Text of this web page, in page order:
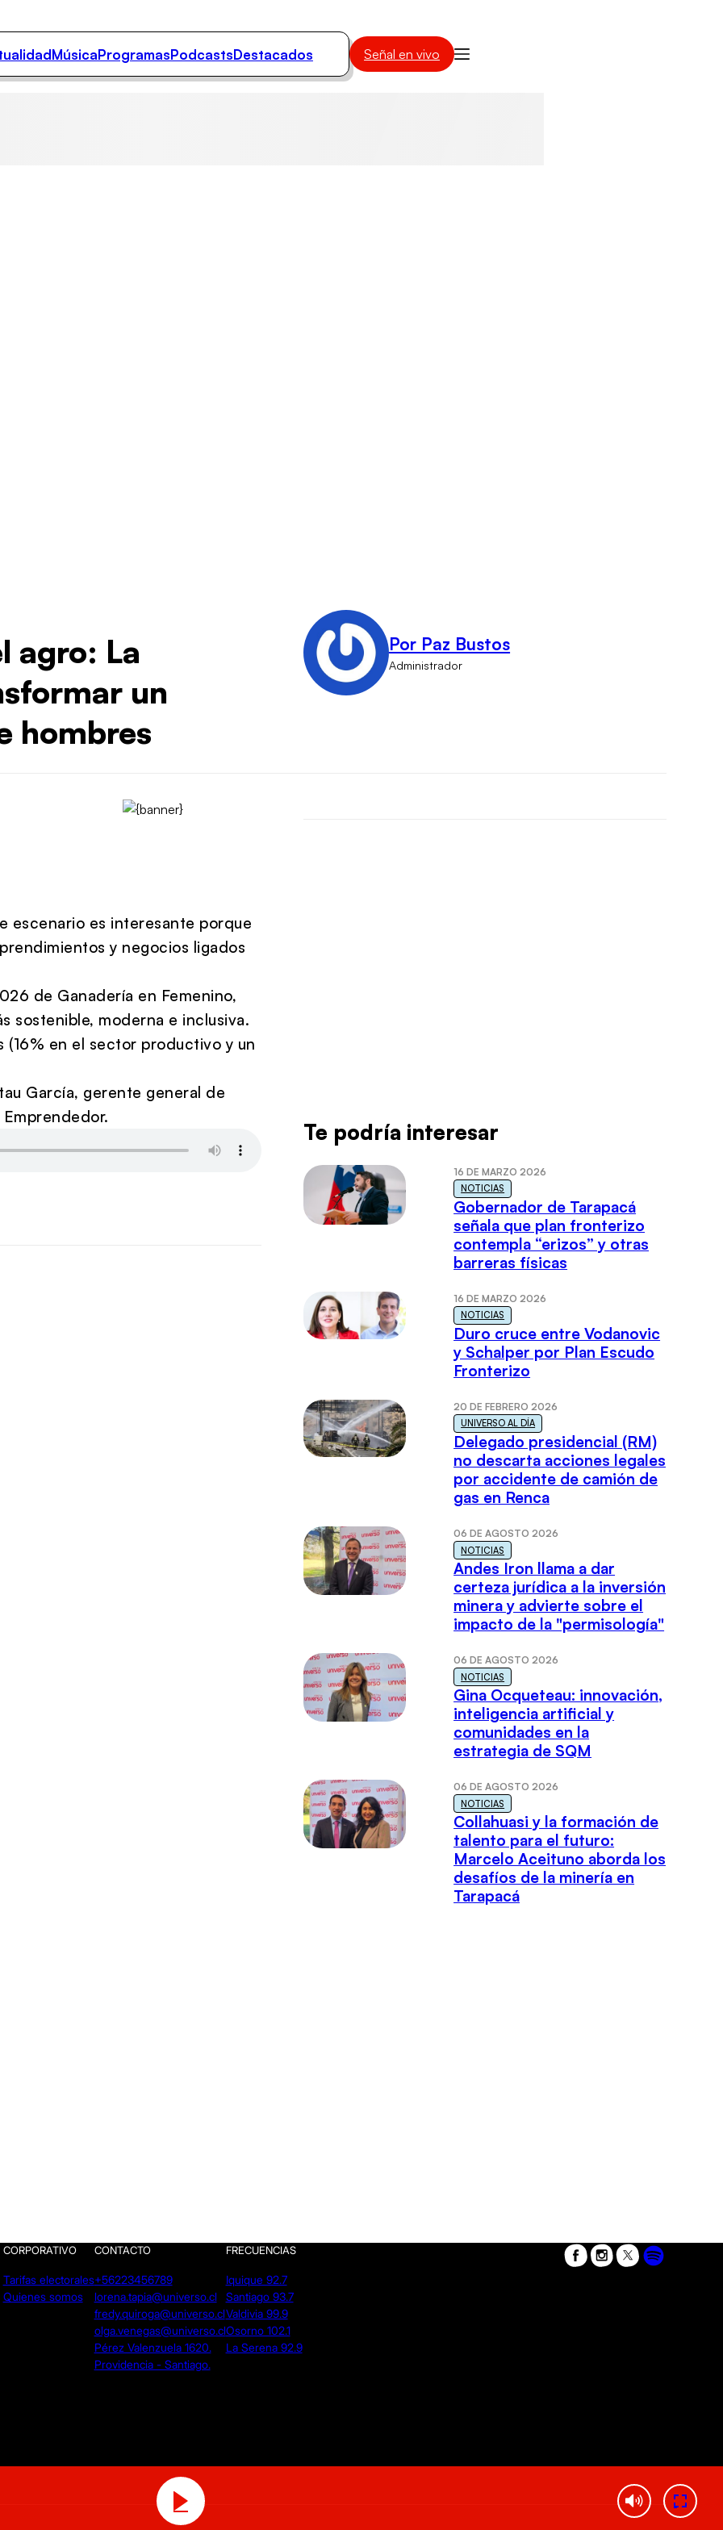
MúsicaProgramasPodcastsDestacados Señal en vivo
agro: La
un
hombres
Por Paz Bustos
Administrador
escenario es interesante porque
y negocios ligados
de Ganadería en Femenino,
sostenible, moderna e inclusiva.
(16% en el sector productivo y un
García, gerente general de
Te podría interesar
16 DE MARZO 2026
NOTICIAS
Gobernador de Tarapacá
señala que plan fronterizo
contempla “erizos” y otras
barreras físicas
16 DE MARZO 2026
NOTICIAS
Duro cruce entre Vodanovic
y Schalper por Plan Escudo
Fronterizo
20 DE FEBRERO 2026
UNIVERSO AL DÍA
Delegado presidencial (RM)
no descarta acciones legales
por accidente de camión de
gas en Renca
06 DE AGOSTO 2026
NOTICIAS
Andes Iron llama a dar
certeza jurídica a la inversión
minera y advierte sobre el
impacto de la "permisología"
06 DE AGOSTO 2026
NOTICIAS
Gina Ocqueteau: innovación,
inteligencia artificial y
comunidades en la
estrategia de SQM
06 DE AGOSTO 2026
NOTICIAS
Collahuasi y la formación de
talento para el futuro:
Marcelo Aceituno aborda los
desafíos de la minería en
Tarapacá
CORPORATIVO
Tarifas electorales
Quienes somos
CONTACTO
+56223456789
lorena.tapia@universo.cl
fredy.quiroga@universo.cl
olga.venegas@universo.cl
Pérez Valenzuela 1620.
Providencia - Santiago.
FRECUENCIAS
Iquique 92.7
Santiago 93.7
Valdivia 99.9
Osorno 102.1
La Serena 92.9